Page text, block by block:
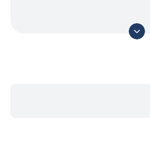
یا مخالفت با محتوای نظرات
مشابه دارند، انتشار نمی‌یابند